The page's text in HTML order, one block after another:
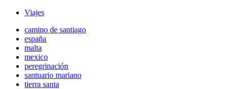
Viajes
camino de santiago
españa
malta
mexico
peregrinación
santuario mariano
tierra santa